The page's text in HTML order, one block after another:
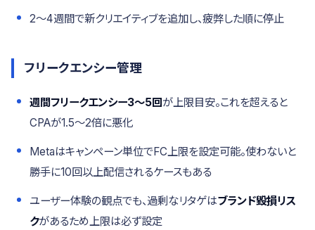
2〜4週間で新クリエイティブを追加し、疲弊した順に停止
フリークエンシー管理
週間フリークエンシー3〜5回が上限目安。これを超えると
CPAが1.5〜2倍に悪化
Metaはキャンペーン単位でFC上限を設定可能。使わないと
勝手に10回以上配信されるケースもある
ユーザー体験の観点でも、過剰なリタゲはブランド毀損リス
クがあるため上限は必ず設定